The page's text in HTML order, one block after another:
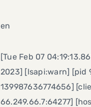
en
[Tue Feb 07
2023] [lsapi:warn] [pid
139987636774656]
66.249.66.7:64277]